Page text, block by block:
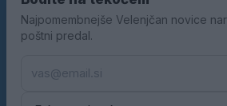
Oglaševanje
Kontakt
Najpomembnejše Velenjčan novice
poštni predal.